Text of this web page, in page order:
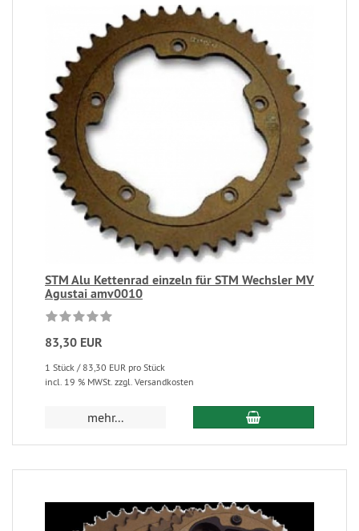
STM Alu Kettenrad einzeln für STM Wechsler MV
Agustai amv0010
83,30 EUR
1 Stück / 83,30 EUR pro Stück
incl. 19 % MWSt. zzgl. Versandkosten
mehr...